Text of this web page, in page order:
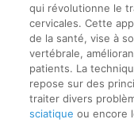
qui révolutionne le
cervicales. Cette
de la santé, vise à
vertébrale,
patients. La
repose sur des
traiter divers
sciatique ou encore